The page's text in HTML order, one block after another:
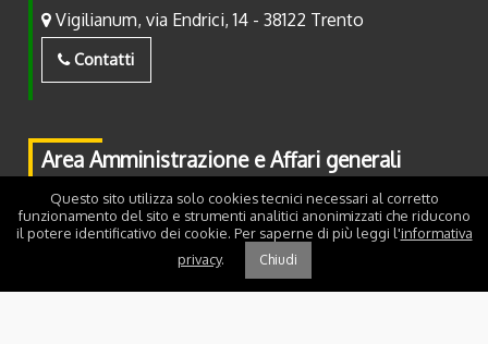
Vigilianum, via Endrici, 14 - 38122 Trento
Contatti
Area Amministrazione e Affari generali
Piazza Fiera, 2 - 38122 Trento
Contatti
Questo sito utilizza solo cookies tecnici necessari al corretto
funzionamento del sito e strumenti analitici anonimizzati che riducono
il potere identificativo dei cookie. Per saperne di più leggi l'informativa
privacy. Chiudi